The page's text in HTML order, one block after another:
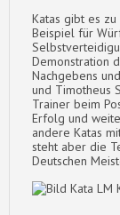
Katas gibt es
Beispiel für
Demonstration
Nachgebens
und Timotheus
Trainer beim
Erfolg und
andere Katas
steht aber die
Deutschen